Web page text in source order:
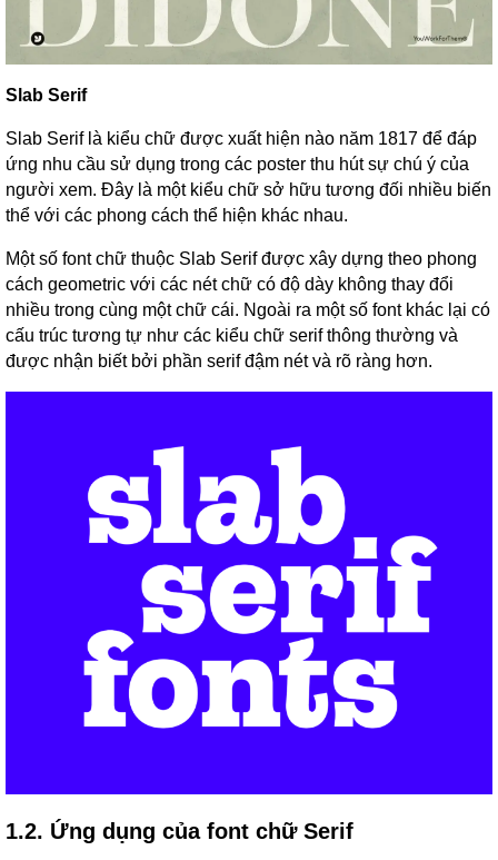
Slab Serif
Slab Serif là kiểu chữ được xuất hiện nào năm 1817 để đáp
ứng nhu cầu sử dụng trong các poster thu hút sự chú ý của
người xem. Đây là một kiểu chữ sở hữu tương đối nhiều biến
thể với các phong cách thể hiện khác nhau.
Một số font chữ thuộc Slab Serif được xây dựng theo phong
cách geometric với các nét chữ có độ dày không thay đổi
nhiều trong cùng một chữ cái. Ngoài ra một số font khác lại có
cấu trúc tương tự như các kiểu chữ serif thông thường và
được nhận biết bởi phần serif đậm nét và rõ ràng hơn.
1.2. Ứng dụng của font chữ Serif